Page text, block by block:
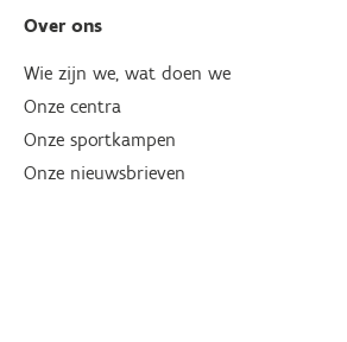
Over ons
Wie zijn we, wat doen we
Onze centra
Onze sportkampen
Onze nieuwsbrieven